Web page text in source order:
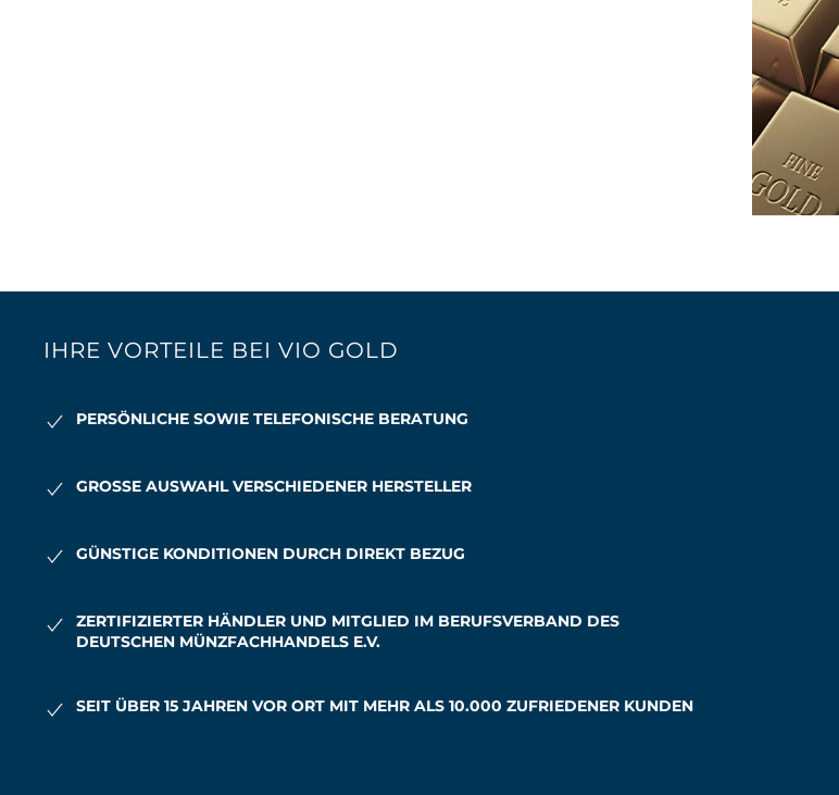
IHRE VORTEILE BEI VIO GOLD
PERSÖNLICHE SOWIE TELEFONISCHE BERATUNG
GROSSE AUSWAHL VERSCHIEDENER HERSTELLER
GÜNSTIGE KONDITIONEN DURCH DIREKT BEZUG
ZERTIFIZIERTER HÄNDLER UND MITGLIED IM BERUFSVERBAND DES
DEUTSCHEN MÜNZFACHHANDELS E.V.
SEIT ÜBER 15 JAHREN VOR ORT MIT MEHR ALS 10.000 ZUFRIEDENER KUNDEN